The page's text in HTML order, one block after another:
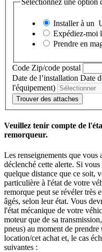
Sélectionnez une option
Installer à un
Expédiez-moi
Prendre en
Code Zip/code postal
Date de l’installation Date
l'équipement)
Trouver des attaches
Veuillez tenir compte de
remorqueur.
Les renseignements que vous
déclenché cette alerte. Si
quelque distance que ce soit,
particulière à l'état de votre
remorque peut se révéler très
âgés, selon leur état. Vous
l'état mécanique de votre
moteur que de sa
pneus) au moment de
location/cet achat et, le cas
suivantes :